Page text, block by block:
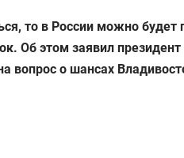
то в России можно
Об этом заявил
вопрос о шансах